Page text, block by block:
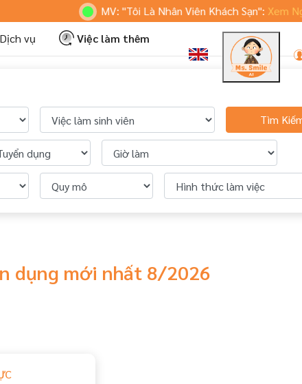
Hoteljob MV: "Tôi Là Nhân Viên Khách Sạn":Xem Ngay
Dịch vụ
Việc làm thêm
Tìm
dụng mới nhất 8/2026